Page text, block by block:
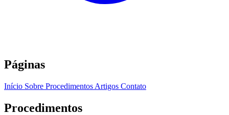
Páginas
Início Sobre Procedimentos Artigos Contato
Procedimentos